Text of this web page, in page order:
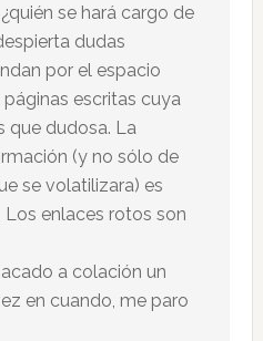
se hará cargo de
dudas
por el espacio
escritas cuya
que dudosa. La
(y no sólo de
se volatilizara) es
enlaces rotos son
a colación un
en cuando, me paro